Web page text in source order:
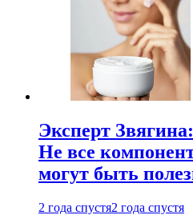
Эксперт Звягина:
Не все
могут быть
2 года спустя2 года спустя